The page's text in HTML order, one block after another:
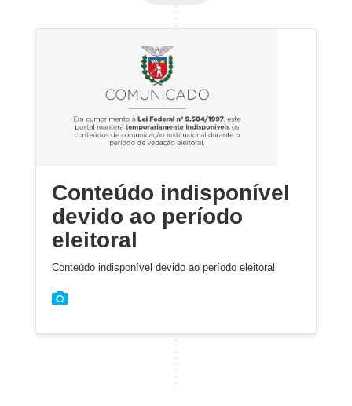
Conteúdo indisponível
devido ao período
eleitoral
Conteúdo indisponível devido ao período eleitoral